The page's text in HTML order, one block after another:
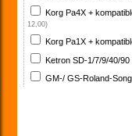
Korg Pa4X +
12,00)
Korg Pa1X +
Ketron SD-1/7/9/40/
GM-/ GS-Roland-